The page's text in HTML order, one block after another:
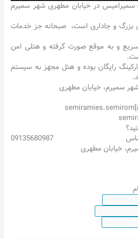
و هتل 4 ستاره سمیرامیس در خیابان مطهری شهر سمیرم
بزرگ و جاداری است، صبحانه جز خدمات
و به موقع صورت گرفته و هتلی امن
رایگان بوده و هتل مجهز به سیستم
سمیرم، خیابان مطهری
09135680987
خیابان مطهری